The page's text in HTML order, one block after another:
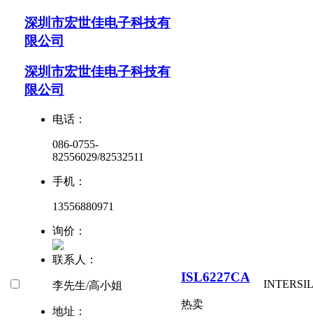
深圳市宏世佳电子科技有
限公司
深圳市宏世佳电子科技有
限公司
电话：
086-0755-
82556029/82532511
手机：
13556880971
询价：
联系人：
李先生/高小姐
地址：
ISL6227CA
热卖
INTERSIL